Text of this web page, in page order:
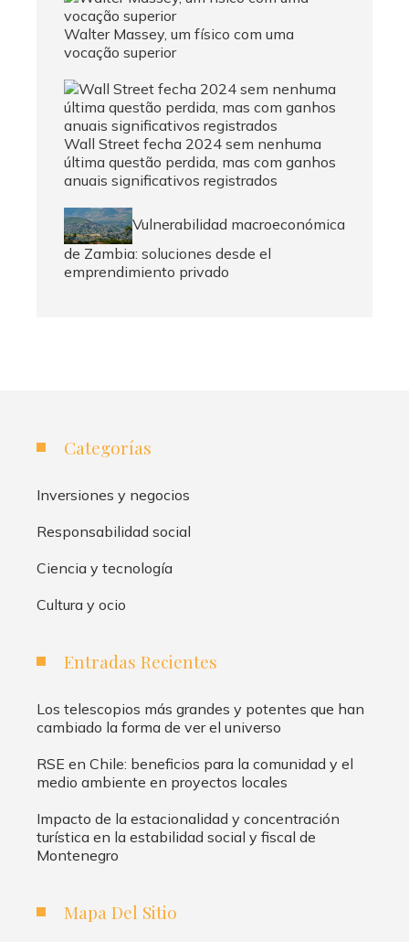
Walter Massey, um físico com uma
vocação superior
Wall Street fecha 2024 sem nenhuma
última questão perdida, mas com ganhos
anuais significativos registrados
Vulnerabilidad macroeconómica
de Zambia: soluciones desde el
emprendimiento privado
Categorías
Inversiones y negocios
Responsabilidad social
Ciencia y tecnología
Cultura y ocio
Entradas Recientes
Los telescopios más grandes y potentes que han
cambiado la forma de ver el universo
RSE en Chile: beneficios para la comunidad y el
medio ambiente en proyectos locales
Impacto de la estacionalidad y concentración
turística en la estabilidad social y fiscal de
Montenegro
Mapa Del Sitio